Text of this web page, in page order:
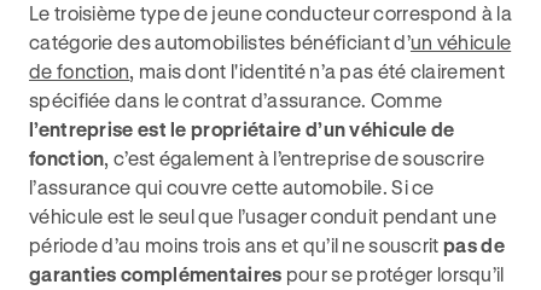
Le troisième type de jeune conducteur correspond à la
catégorie des automobilistes bénéficiant d’un véhicule
de fonction, mais dont l'identité n’a pas été clairement
spécifiée dans le contrat d’assurance. Comme
l’entreprise est le propriétaire d’un véhicule de
fonction, c’est également à l’entreprise de souscrire
l’assurance qui couvre cette automobile. Si ce
véhicule est le seul que l’usager conduit pendant une
période d’au moins trois ans et qu’il ne souscrit pas de
garanties complémentaires pour se protéger lorsqu’il